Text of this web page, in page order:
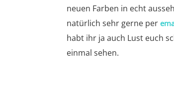
neuen Farben in echt
natürlich sehr gerne per
habt ihr ja auch Lust euch
einmal sehen.